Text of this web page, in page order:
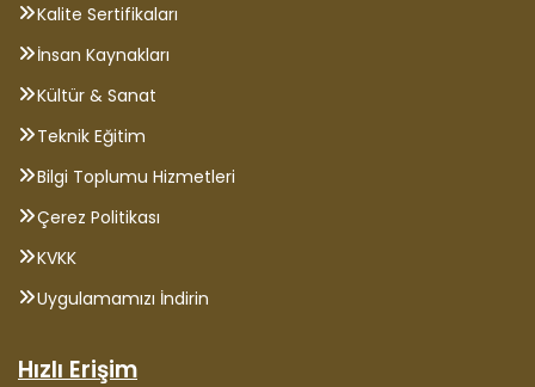
Kalite Sertifikaları
İnsan Kaynakları
Kültür & Sanat
Teknik Eğitim
Bilgi Toplumu Hizmetleri
Çerez Politikası
KVKK
Uygulamamızı İndirin
Hızlı Erişim